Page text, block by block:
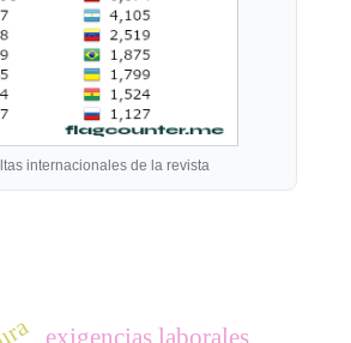
internacionales de la revista
exigencias laborales